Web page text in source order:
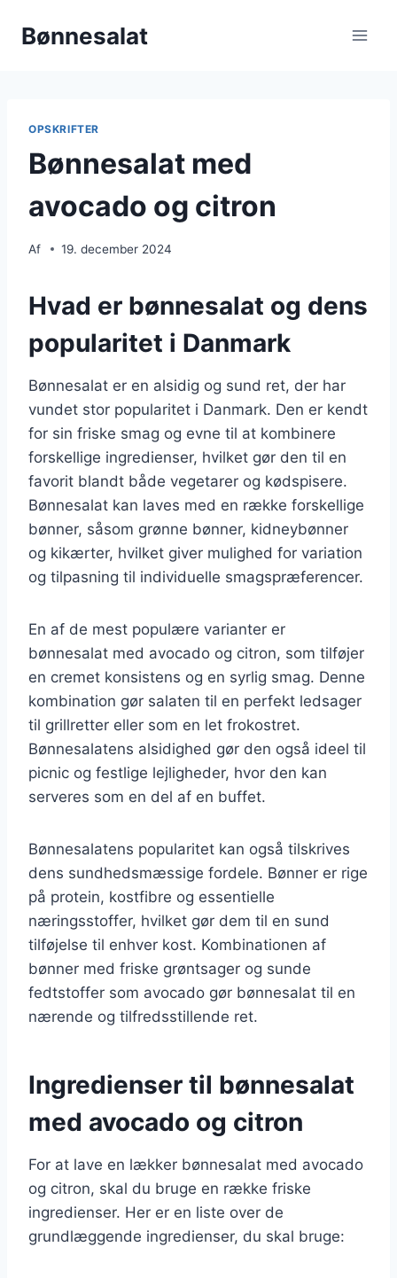
Bønnesalat
OPSKRIFTER
Bønnesalat med
avocado og citron
Af 19. december 2024
Hvad er bønnesalat og dens
popularitet i Danmark
Bønnesalat er en alsidig og sund ret, der har
vundet stor popularitet i Danmark. Den er kendt
for sin friske smag og evne til at kombinere
forskellige ingredienser, hvilket gør den til en
favorit blandt både vegetarer og kødspisere.
Bønnesalat kan laves med en række forskellige
bønner, såsom grønne bønner, kidneybønner
og kikærter, hvilket giver mulighed for variation
og tilpasning til individuelle smagspræferencer.
En af de mest populære varianter er
bønnesalat med avocado og citron, som tilføjer
en cremet konsistens og en syrlig smag. Denne
kombination gør salaten til en perfekt ledsager
til grillretter eller som en let frokostret.
Bønnesalatens alsidighed gør den også ideel til
picnic og festlige lejligheder, hvor den kan
serveres som en del af en buffet.
Bønnesalatens popularitet kan også tilskrives
dens sundhedsmæssige fordele. Bønner er rige
på protein, kostfibre og essentielle
næringsstoffer, hvilket gør dem til en sund
tilføjelse til enhver kost. Kombinationen af
bønner med friske grøntsager og sunde
fedtstoffer som avocado gør bønnesalat til en
nærende og tilfredsstillende ret.
Ingredienser til bønnesalat
med avocado og citron
For at lave en lækker bønnesalat med avocado
og citron, skal du bruge en række friske
ingredienser. Her er en liste over de
grundlæggende ingredienser, du skal bruge: